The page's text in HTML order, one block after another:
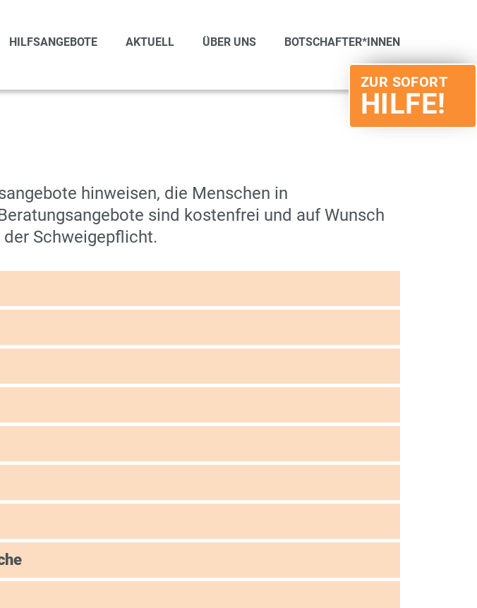
ZUR SOFORT
HILFE!
HILFSANGEBOTE AKTUELL ÜBER UNS BOTSCHAFTER*INNEN
hinweisen, die Menschen in
sind kostenfrei und auf Wunsch
Schweigepflicht.